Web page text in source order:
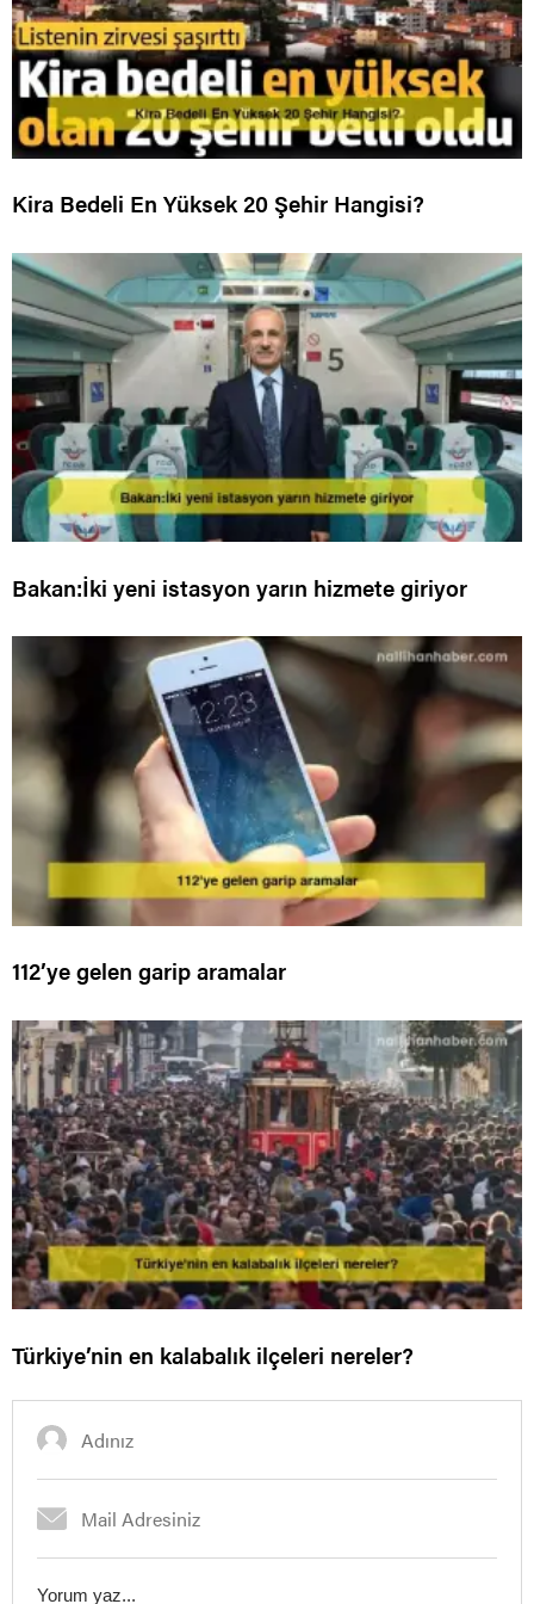
Kira Bedeli En Yüksek 20 Şehir Hangisi?
Bakan:İki yeni istasyon yarın hizmete giriyor
112’ye gelen garip aramalar
Türkiye’nin en kalabalık ilçeleri nereler?